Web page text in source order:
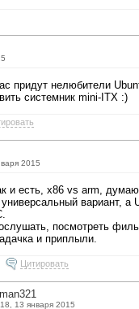
придут нелюбители
системник mini-ITX :)
2015
и есть, x86 vs arm,
вариант, а
посмотреть
и приплыли.
Цитировать
13 января 2015